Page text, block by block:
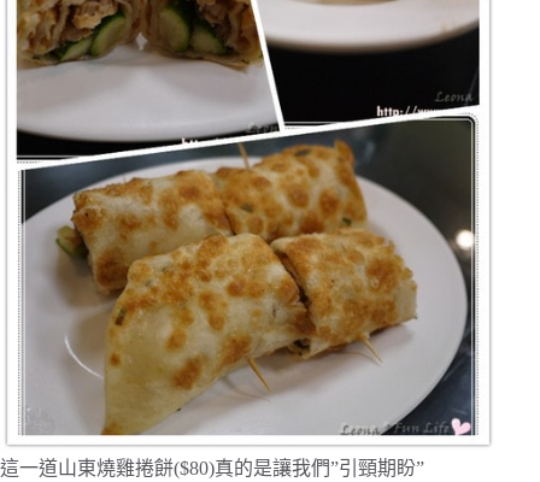
這一道山東燒雞捲餅($80)真的是讓我們”引頸期盼”